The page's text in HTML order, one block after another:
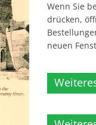
Wenn Sie
drücken,
neuen